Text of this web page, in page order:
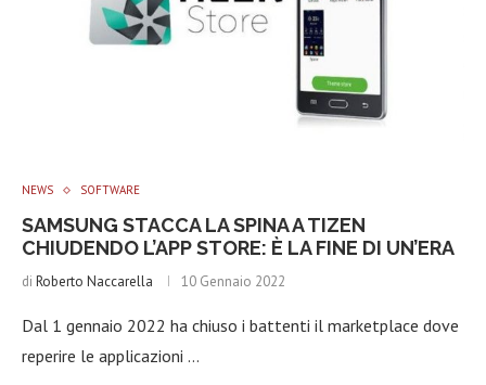
NEWS SOFTWARE
SAMSUNG STACCA LA SPINA A TIZEN
CHIUDENDO L’APP STORE: È LA FINE DI UN’ERA
di Roberto Naccarella 10 Gennaio 2022
Dal 1 gennaio 2022 ha chiuso i battenti il marketplace dove
reperire le applicazioni …